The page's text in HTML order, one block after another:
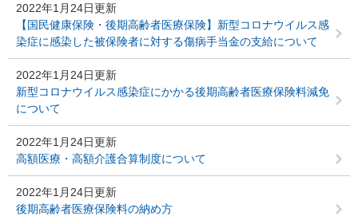
2022年1月24日更新
【国民健康保険・後期高齢者医療保険】新型コロナウイルス感
染症に感染した被保険者に対する傷病手当金の支給について
2022年1月24日更新
新型コロナウイルス感染症にかかる後期高齢者医療保険料減免
について
2022年1月24日更新
高額医療・高額介護合算制度について
2022年1月24日更新
後期高齢者医療保険料の納め方